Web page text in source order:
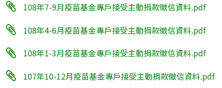
108年7-9月疫苗基金專戶接受主動捐款徵信資料.pdf
108年4-6月疫苗基金專戶接受主動捐款徵信資料.pdf
108年1-3月疫苗基金專戶接受主動捐款徵信資料.pdf
107年10-12月疫苗基金專戶接受主動捐款徵信資料.pdf